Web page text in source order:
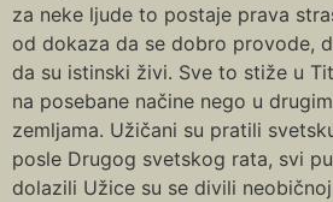
za neke ljude to postaje prava
od dokaza da se dobro provode,
da su istinski živi. Sve to stiže u
na posebane načine nego u
zemljama. Užičani su pratili
posle Drugog svetskog rata, svi
dolazili Užice su se divili